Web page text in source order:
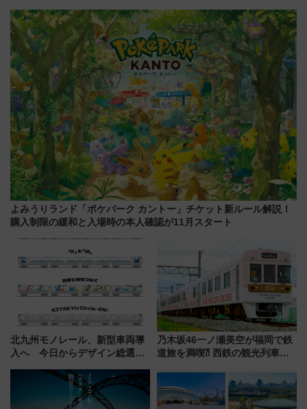
たち
見どころ、限定イベントを徹底
解説！
よみうりランド「ポケパーク カントー」チケット新ルール解説！
購入制限の緩和と入場時の本人確認が11月スタート
北九州モノレール、新型車両導
入へ 今日からデザイン総選挙
乃木坂46一ノ瀬美空が福岡で鉄
道旅を満喫⁈ 西鉄の観光列車
CHIKUGO」で巡る福岡･太宰
府･柳川の旅！YouTubeが公開
に